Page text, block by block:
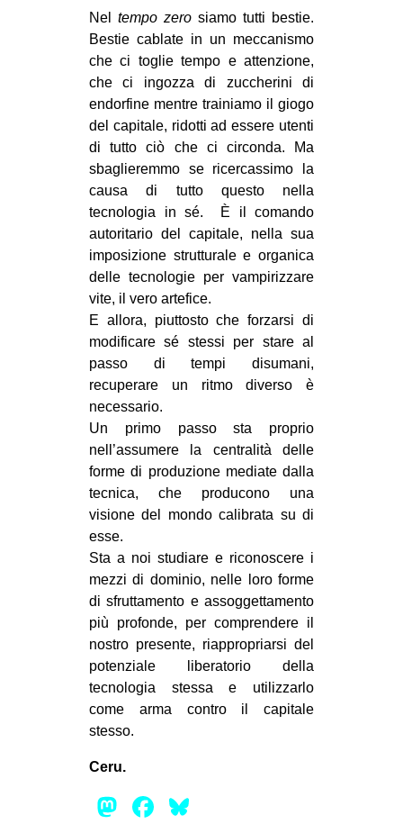
Nel tempo zero siamo tutti bestie.
Bestie cablate in un meccanismo
che ci toglie tempo e attenzione,
che ci ingozza di zuccherini di
endorfine mentre trainiamo il giogo
del capitale, ridotti ad essere utenti
di tutto ciò che ci circonda. Ma
sbaglieremmo se ricercassimo la
causa di tutto questo nella
tecnologia in sé. È il comando
autoritario del capitale, nella sua
imposizione strutturale e organica
delle tecnologie per vampirizzare
vite, il vero artefice.
E allora, piuttosto che forzarsi di
modificare sé stessi per stare al
passo di tempi disumani,
recuperare un ritmo diverso è
necessario.
Un primo passo sta proprio
nell’assumere la centralità delle
forme di produzione mediate dalla
tecnica, che producono una
visione del mondo calibrata su di
esse.
Sta a noi studiare e riconoscere i
mezzi di dominio, nelle loro forme
di sfruttamento e assoggettamento
più profonde, per comprendere il
nostro presente, riappropriarsi del
potenziale liberatorio della
tecnologia stessa e utilizzarlo
come arma contro il capitale
stesso.
Ceru.
Mastodon
Facebook